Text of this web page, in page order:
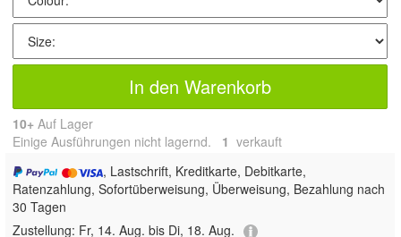
In den Warenkorb
10+ Auf Lager
Einige Ausführungen nicht lagernd. 1 verkauft
, Lastschrift, Kreditkarte, Debitkarte,
Ratenzahlung, Sofortüberweisung, Überweisung, Bezahlung nach
30 Tagen
Zustellung: Fr, 14. Aug. bis Di, 18. Aug.